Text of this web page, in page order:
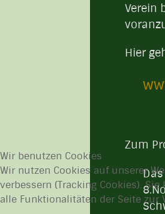
Verein
Hier
Zum
Wir benutzen Cookies
Wir nutzen Cookies auf unserer
verbessern (Tracking Cookies).
alle Funktionalitäten der Seite zur